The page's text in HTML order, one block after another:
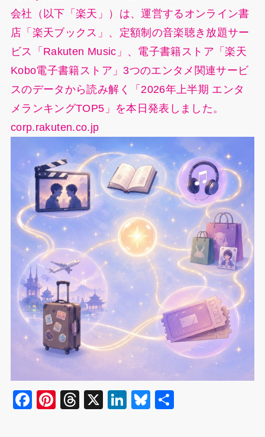
会社（以下「楽天」）は、運営するオンライン書
店「楽天ブックス」、定額制の音楽聴き放題サー
ビス「Rakuten Music」、電子書籍ストア「楽天
Kobo電子書籍ストア」3つのエンタメ関連サービ
スのデータから読み解く「2026年上半期 エンタ
メランキングTOP5」を本日発表しました。
corp.rakuten.co.jp
F
Pi
T
X
Li
Bl